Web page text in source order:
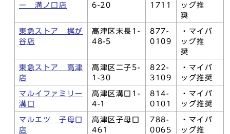
ー 溝ノ口店
6-20
1711
ッグ推
奨
東急ストア 梶が
谷店
高津区末長1-
48-5
877-
0109
・マイバ
ッグ推
奨
東急ストア 高津
店
高津区二子5-
1-30
822-
3109
・マイバ
ッグ推奨
マルイファミリー
溝口
高津区溝口1-
4-1
814-
0101
・マイバ
ッグ推奨
マルエツ 子母口
店
高津区子母口
461
788-
0065
・マイバ
ッグ推